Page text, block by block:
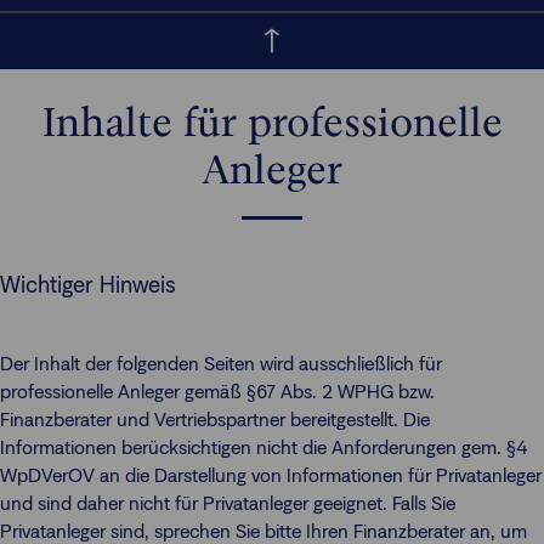
Inhalte für professionelle
Anleger
Wichtiger Hinweis
Der Inhalt der folgenden Seiten wird ausschließlich für
professionelle Anleger gemäß §67 Abs. 2 WPHG bzw.
Finanzberater und Vertriebspartner bereitgestellt. Die
Informationen berücksichtigen nicht die Anforderungen gem. §4
WpDVerOV an die Darstellung von Informationen für Privatanleger
und sind daher nicht für Privatanleger geeignet. Falls Sie
Privatanleger sind, sprechen Sie bitte Ihren Finanzberater an, um